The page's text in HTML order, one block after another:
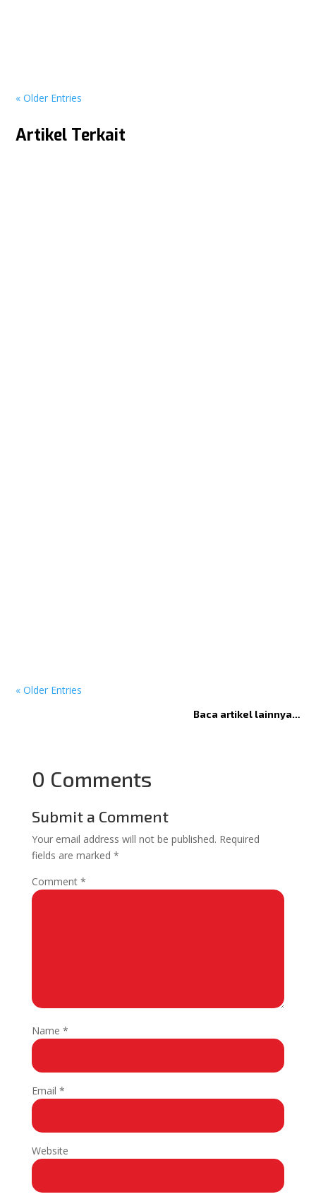
« Older Entries
Artikel Terkait
« Older Entries
Baca artikel lainnya…
0 Comments
Submit a Comment
Your email address will not be published. Required
fields are marked *
Comment *
Name *
Email *
Website